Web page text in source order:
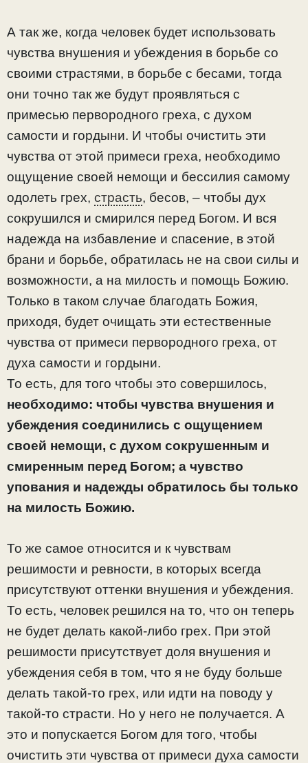
А так же, когда человек будет использовать
чувства внушения и убеждения в борьбе со
своими страстями, в борьбе с бесами, тогда
они точно так же будут проявляться с
примесью первородного греха, с духом
самости и гордыни. И чтобы очистить эти
чувства от этой примеси греха, необходимо
ощущение своей немощи и бессилия самому
одолеть грех, страсть, бесов, – чтобы дух
сокрушился и смирился перед Богом. И вся
надежда на избавление и спасение, в этой
брани и борьбе, обратилась не на свои силы и
возможности, а на милость и помощь Божию.
Только в таком случае благодать Божия,
приходя, будет очищать эти естественные
чувства от примеси первородного греха, от
духа самости и гордыни.
То есть, для того чтобы это совершилось,
необходимо: чтобы чувства внушения и
убеждения соединились с ощущением
своей немощи, с духом сокрушенным и
смиренным перед Богом; а чувство
упования и надежды обратилось бы только
на милость Божию.
То же самое относится и к чувствам
решимости и ревности, в которых всегда
присутствуют оттенки внушения и убеждения.
То есть, человек решился на то, что он теперь
не будет делать какой-либо грех. При этой
решимости присутствует доля внушения и
убеждения себя в том, что я не буду больше
делать такой-то грех, или идти на поводу у
такой-то страсти. Но у него не получается. А
это и попускается Богом для того, чтобы
очистить эти чувства от примеси духа самости